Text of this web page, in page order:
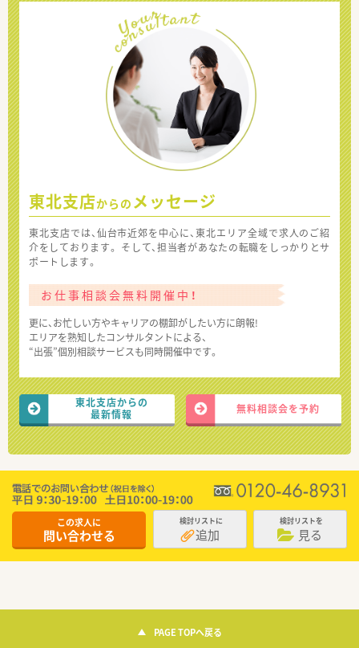
東北支店からの メッセージ
東北支店では、仙台市近郊を中心に、東北エリア全域で求人のご紹
介をしております。 そして、担当者があなたの転職をしっかりとサ
ポートします。
お仕事相談会無料開催中！
更に、お忙しい方やキャリアの棚卸がしたい方に朗報!
エリアを熟知したコンサルタントによる、
“出張”個別相談サービスも同時開催中です。
東北支店からの
最新情報
無料相談会を予約
この求人に
問い合わせる
検討リストに
追加
検討リストを
見る
PAGE TOPへ戻る